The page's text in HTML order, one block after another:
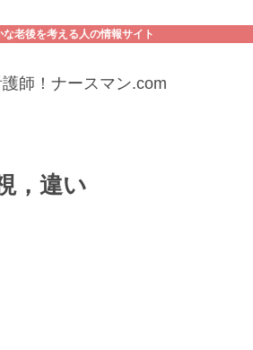
な老後を考える人の情報サイト
師！ナースマン.com
，違い